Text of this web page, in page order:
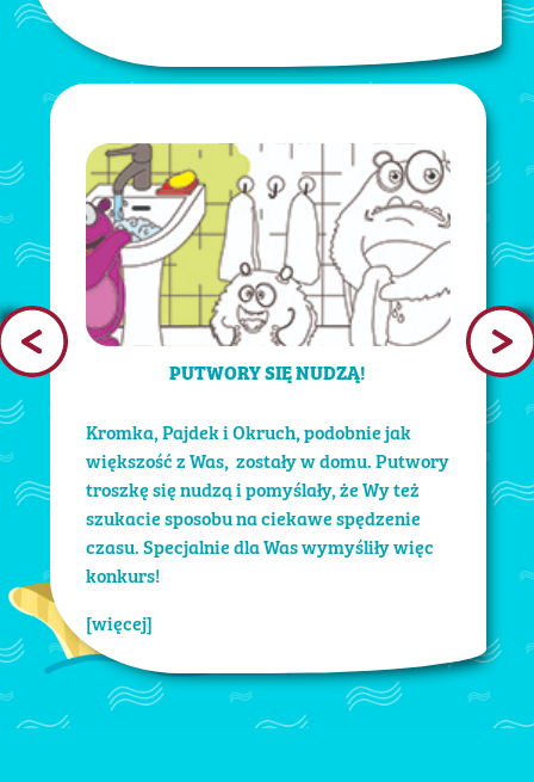
PUTWORY SIĘ NUDZĄ!
Kromka, Pajdek i Okruch, podobnie jak
większość z Was, zostały w domu. Putwory
troszkę się nudzą i pomyślały, że Wy też
szukacie sposobu na ciekawe spędzenie
czasu. Specjalnie dla Was wymyśliły więc
konkurs!
[więcej]